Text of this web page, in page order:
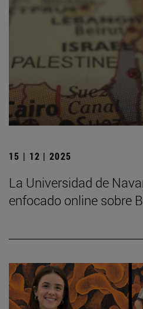
15 | 12 | 2025
La Universidad de
enfocado online sobre